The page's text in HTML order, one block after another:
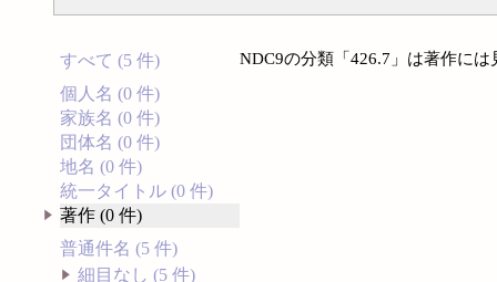
すべて (5 件)
個人名 (0 件)
家族名 (0 件)
団体名 (0 件)
地名 (0 件)
統一タイトル (0 件)
著作 (0 件)
普通件名 (5 件)
細目なし (5 件)
NDC9の分類「426.7」は著作に